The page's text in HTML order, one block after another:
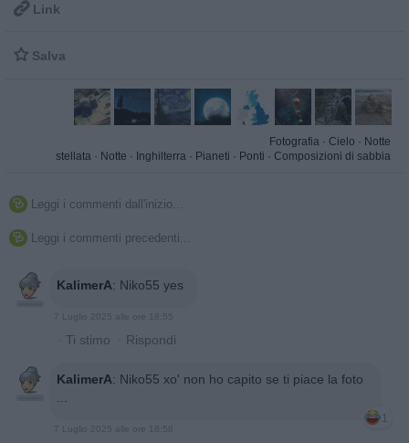
 Link
 Salva
Fotografia · Cielo · Notte
stellata · Notte · Inghilterra · Pianeti · Ponti · Composizioni di sabbia
 Leggi i commenti dall'inizio...
 Leggi i commenti precedenti...
KalimerA: Niko55 yes
7 Luglio 2025 alle ore 18:55
· Ti stimo · Rispondi
KalimerA: Niko55 xo' non ho capito se ti piace la foto
1
7 Luglio 2025 alle ore 18:58